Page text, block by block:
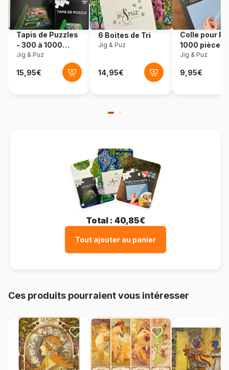
Nombre de pièces 1000 pièces
Dimensions 68 x 47 cm
Tapis de Puzzles
- 300 à 1000
pièces
Jig & Puz
6 Boites de Tri
Jig & Puz
Colle pour
1000 pièces
Jig & Puz
Total : 40,85€
Tout ajouter au panier
Ces produits pourraient vous intéresser